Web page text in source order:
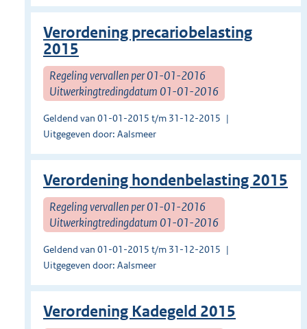
Verordening precariobelasting
2015
Regeling vervallen per 01-01-2016
Uitwerkingtredingdatum 01-01-2016
Geldend van 01-01-2015 t/m 31-12-2015
Uitgegeven door: Aalsmeer
Verordening hondenbelasting 2015
Regeling vervallen per 01-01-2016
Uitwerkingtredingdatum 01-01-2016
Geldend van 01-01-2015 t/m 31-12-2015
Uitgegeven door: Aalsmeer
Verordening Kadegeld 2015